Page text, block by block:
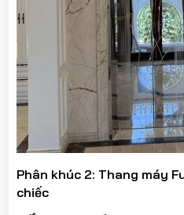
Phân khúc 2: Thang máy
chiếc